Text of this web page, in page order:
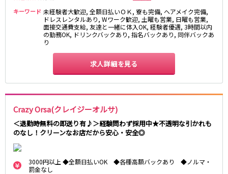
キーワード 未経験者大歓迎, 全額日払いＯＫ, 寮も完備, ヘアメイク完備,
ドレスレンタルあり, Wワーク歓迎, 土曜も営業, 日曜も営業,
面接交通費支給, 友達と一緒に体入OK, 経験者優遇, 3時間以内
の勤務OK, ドリンクバックあり, 指名バックあり, 同伴バックあ
り
求人詳細を見る
Crazy Orsa(クレイジーオルサ)
＜退勤時無料の即送り有♪＞経験問わず採用中★不透明な引かれも
のなし！クリーンなお店だから安心・安全◎
3000円以上 ◆全額日払いOK ◆各種高額バックあり ◆ノルマ・
罰金なし
JR東海道本線
新橋駅
川崎駅
大船駅
大磯駅
東急東横線
自由が丘駅
代官山駅